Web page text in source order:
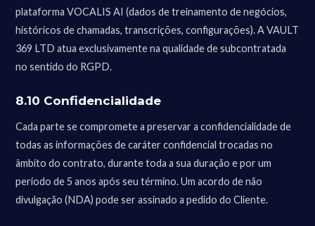
plataforma VOCALIS AI (dados de treinamento de negócios,
históricos de chamadas, transcrições, configurações). A VAULT
369 LTD atua exclusivamente na qualidade de subcontratada
no sentido do RGPD.
8.10 Confidencialidade
Cada parte se compromete a preservar a confidencialidade de
todas as informações de caráter confidencial trocadas no
âmbito do contrato, durante toda a sua duração e por um
período de 5 anos após seu término. Um acordo de não
divulgação (NDA) pode ser assinado a pedido do Cliente.